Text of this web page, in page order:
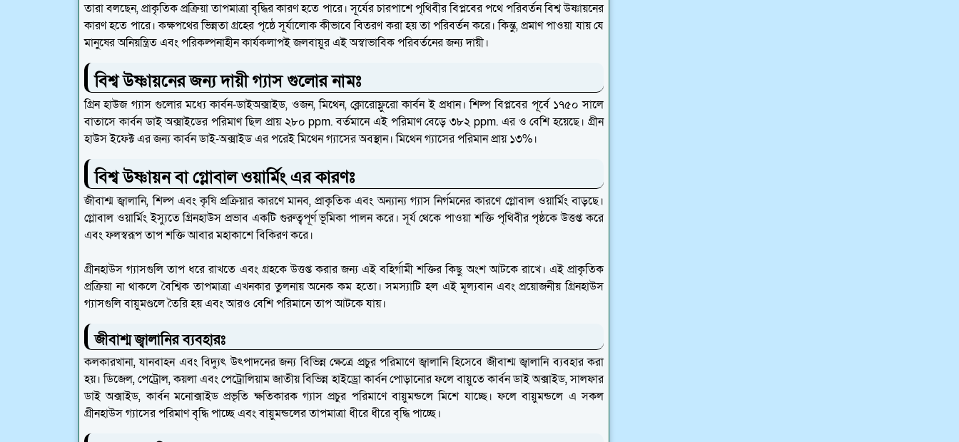
তারা বলছেন, প্রাকৃতিক প্রক্রিয়া তাপমাত্রা বৃদ্ধির কারণ হতে পারে। সূর্যের চারপাশে পৃথিবীর বিপ্লবের পথে পরিবর্তন বিশ্ব উষ্ণায়নের
কারণ হতে পারে। কক্ষপথের ভিন্নতা গ্রহের পৃষ্ঠে সূর্যালোক কীভাবে বিতরণ করা হয় তা পরিবর্তন করে। কিন্তু, প্রমাণ পাওয়া যায় যে
মানুষের অনিয়ন্ত্রিত এবং পরিকল্পনাহীন কার্যকলাপই জলবায়ুর এই অস্বাভাবিক পরিবর্তনের জন্য দায়ী।
বিশ্ব উষ্ণায়নের জন্য দায়ী গ্যাস গুলোর নামঃ
গ্রিন হাউজ গ্যাস গুলোর মধ্যে কার্বন-ডাইঅক্সাইড, ওজন, মিথেন, ক্লোরোফ্লুরো কার্বন ই প্রধান। শিল্প বিপ্লবের পূর্বে ১৭৫০ সালে
বাতাসে কার্বন ডাই অক্সাইডের পরিমাণ ছিল প্রায় ২৮০ ppm. বর্তমানে এই পরিমাণ বেড়ে ৩৮২ ppm. এর ও বেশি হয়েছে। গ্রীন
হাউস ইফেক্ট এর জন্য কার্বন ডাই-অক্সাইড এর পরেই মিথেন গ্যাসের অবস্থান। মিথেন গ্যাসের পরিমান প্রায় ১৩%।
বিশ্ব উষ্ণায়ন বা গ্লোবাল ওয়ার্মিং এর কারণঃ
জীবাশ্ম জ্বালানি, শিল্প এবং কৃষি প্রক্রিয়ার কারণে মানব, প্রাকৃতিক এবং অন্যান্য গ্যাস নির্গমনের কারণে গ্লোবাল ওয়ার্মিং বাড়ছে।
গ্লোবাল ওয়ার্মিং ইস্যুতে গ্রিনহাউস প্রভাব একটি গুরুত্বপূর্ণ ভূমিকা পালন করে। সূর্য থেকে পাওয়া শক্তি পৃথিবীর পৃষ্ঠকে উত্তপ্ত করে
এবং ফলস্বরূপ তাপ শক্তি আবার মহাকাশে বিকিরণ করে।
গ্রীনহাউস গ্যাসগুলি তাপ ধরে রাখতে এবং গ্রহকে উত্তপ্ত করার জন্য এই বহির্গামী শক্তির কিছু অংশ আটকে রাখে। এই প্রাকৃতিক
প্রক্রিয়া না থাকলে বৈশ্বিক তাপমাত্রা এখনকার তুলনায় অনেক কম হতো। সমস্যাটি হল এই মূল্যবান এবং প্রয়োজনীয় গ্রিনহাউস
গ্যাসগুলি বায়ুমণ্ডলে তৈরি হয় এবং আরও বেশি পরিমানে তাপ আটকে যায়।
জীবাশ্ম জ্বালানির ব্যবহারঃ
কলকারখানা, যানবাহন এবং বিদ্যুৎ উৎপাদনের জন্য বিভিন্ন ক্ষেত্রে প্রচুর পরিমাণে জ্বালানি হিসেবে জীবাশ্ম জ্বালানি ব্যবহার করা
হয়। ডিজেল, পেট্রোল, কয়লা এবং পেট্রোলিয়াম জাতীয় বিভিন্ন হাইড্রো কার্বন পোড়ানোর ফলে বায়ুতে কার্বন ডাই অক্সাইড, সালফার
ডাই অক্সাইড, কার্বন মনোক্সাইড প্রভৃতি ক্ষতিকারক গ্যাস প্রচুর পরিমাণে বায়ুমন্ডলে মিশে যাচ্ছে। ফলে বায়ুমন্ডলে এ সকল
গ্রীনহাউস গ্যাসের পরিমাণ বৃদ্ধি পাচ্ছে এবং বায়ুমন্ডলের তাপমাত্রা ধীরে ধীরে বৃদ্ধি পাচ্ছে।